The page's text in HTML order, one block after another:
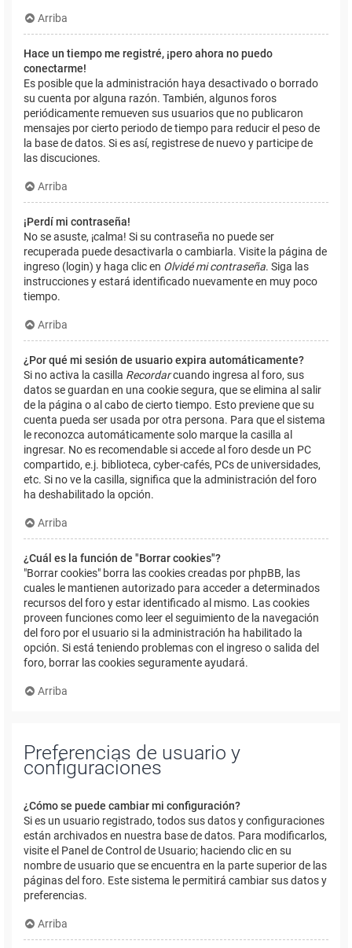
Arriba
Hace un tiempo me registré, ¡pero ahora no puedo
conectarme!
Es posible que la administración haya desactivado o borrado
su cuenta por alguna razón. También, algunos foros
periódicamente remueven sus usuarios que no publicaron
mensajes por cierto periodo de tiempo para reducir el peso de
la base de datos. Si es así, registrese de nuevo y participe de
las discuciones.
Arriba
¡Perdí mi contraseña!
No se asuste, ¡calma! Si su contraseña no puede ser
recuperada puede desactivarla o cambiarla. Visite la página de
ingreso (login) y haga clic en Olvidé mi contraseña. Siga las
instrucciones y estará identificado nuevamente en muy poco
tiempo.
Arriba
¿Por qué mi sesión de usuario expira automáticamente?
Si no activa la casilla Recordarcuando ingresa al foro, sus
datos se guardan en una cookie segura, que se elimina al salir
de la página o al cabo de cierto tiempo. Esto previene que su
cuenta pueda ser usada por otra persona. Para que el sistema
le reconozca automáticamente solo marque la casilla al
ingresar. No es recomendable si accede al foro desde un PC
compartido, e.j. biblioteca, cyber-cafés, PCs de universidades,
etc. Si no ve la casilla, significa que la administración del foro
ha deshabilitado la opción.
Arriba
¿Cuál es la función de "Borrar cookies"?
"Borrar cookies" borra las cookies creadas por phpBB, las
cuales le mantienen autorizado para acceder a determinados
recursos del foro y estar identificado al mismo. Las cookies
proveen funciones como leer el seguimiento de la navegación
del foro por el usuario si la administración ha habilitado la
opción. Si está teniendo problemas con el ingreso o salida del
foro, borrar las cookies seguramente ayudará.
Arriba
Preferencias de usuario y
configuraciones
¿Cómo se puede cambiar mi configuración?
Si es un usuario registrado, todos sus datos y configuraciones
están archivados en nuestra base de datos. Para modificarlos,
visite el Panel de Control de Usuario; haciendo clic en su
nombre de usuario que se encuentra en la parte superior de las
páginas del foro. Este sistema le permitirá cambiar sus datos y
preferencias.
Arriba